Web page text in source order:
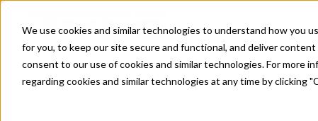
We use cookies and similar technologies to understand how you
for you, to keep our site secure and functional, and deliver
consent to our use of cookies and similar technologies. For more
regarding cookies and similar technologies at any time by clicking
Skip to main content